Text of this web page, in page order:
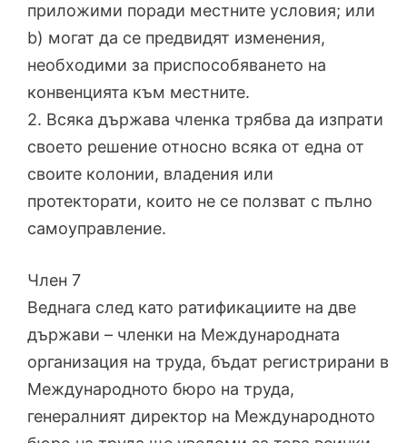
приложими поради местните условия; или
b) могат да се предвидят изменения,
необходими за приспособяването на
конвенцията към местните.
2. Всяка държава членка трябва да изпрати
своето решение относно всяка от една от
своите колонии, владения или
протекторати, които не се ползват с пълно
самоуправление.
Член 7
Веднага след като ратификациите на две
държави – членки на Международната
организация на труда, бъдат регистрирани в
Международното бюро на труда,
генералният директор на Международното